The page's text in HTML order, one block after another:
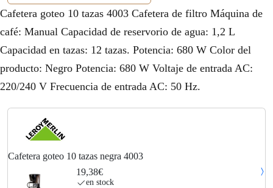
Cafetera goteo 10 tazas 4003 Cafetera de filtro Máquina de
café: Manual Capacidad de reservorio de agua: 1,2 L
Capacidad en tazas: 12 tazas. Potencia: 680 W Color del
producto: Negro Potencia: 680 W Voltaje de entrada AC:
220/240 V Frecuencia de entrada AC: 50 Hz.
Cafetera goteo 10 tazas negra 4003
19,38€
en stock